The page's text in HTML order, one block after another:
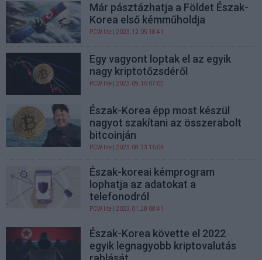
Már pásztázhatja a Földet Észak-
Korea első kémműholdja
PCW.lite | 2023.12.05 18:41
Egy vagyont loptak el az egyik
nagy kriptotőzsdéről
PCW.lite | 2023.09.16 07:02
Észak-Korea épp most készül
nagyot szakítani az összerabolt
bitcoinján
PCW.lite | 2023.08.23 16:04
Észak-koreai kémprogram
lophatja az adatokat a
telefonodról
PCW.lite | 2023.01.28 08:41
Észak-Korea követte el 2022
egyik legnagyobb kriptovalutás